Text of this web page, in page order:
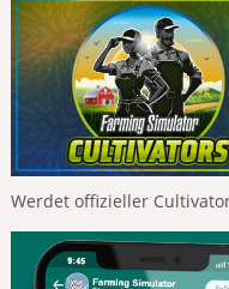
Werdet offizieller